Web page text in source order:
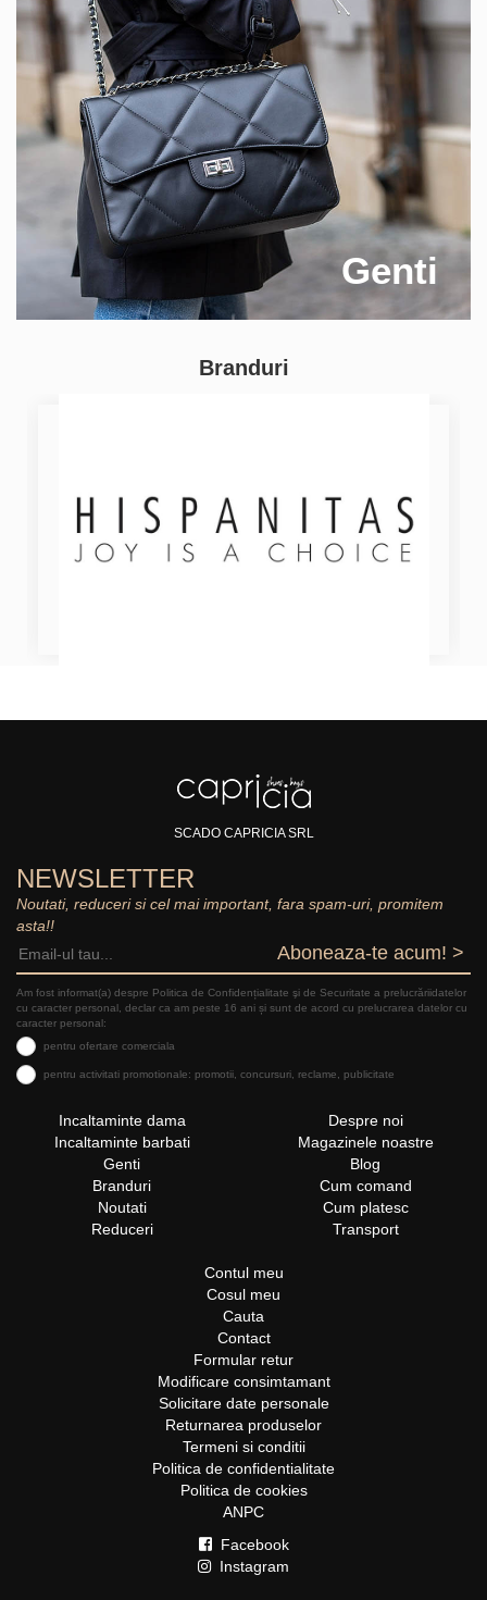
Genti
Branduri
SCADO CAPRICIA SRL
NEWSLETTER
Noutati, reduceri si cel mai important, fara spam-uri, promitem
asta!!
Aboneaza-te acum! >
Am fost informat(a) despre Politica de Confidențialitate şi de Securitate a prelucrăriidatelor
cu caracter personal, declar ca am peste 16 ani și sunt de acord cu prelucrarea datelor cu
caracter personal:
pentru ofertare comerciala
pentru activitati promotionale: promotii, concursuri, reclame, publicitate
Incaltaminte dama
Incaltaminte barbati
Genti
Branduri
Noutati
Reduceri
Despre noi
Magazinele noastre
Blog
Cum comand
Cum platesc
Transport
Contul meu
Cosul meu
Cauta
Contact
Formular retur
Modificare consimtamant
Solicitare date personale
Returnarea produselor
Termeni si conditii
Politica de confidentialitate
Politica de cookies
ANPC
Facebook
Instagram